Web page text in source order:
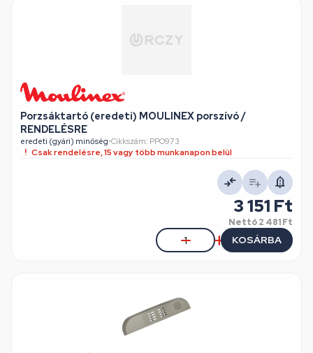
Porzsáktartó (eredeti) MOULINEX porszívó /
RENDELÉSRE
eredeti (gyári) minőség•Cikkszám: PPO973
Csak rendelésre, 15 vagy több munkanapon belül
3 151 Ft
Nettó2 481 Ft
KOSÁRBA